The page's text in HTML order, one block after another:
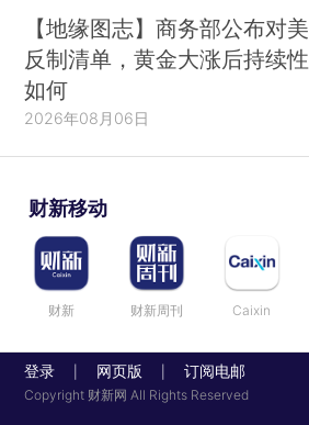
【地缘图志】商务部公布对美
反制清单，黄金大涨后持续性
如何
2026年08月06日
财新移动
财新 财新周刊 Caixin
登录 网页版 订阅电邮
Copyright 财新网 All Rights Reserved